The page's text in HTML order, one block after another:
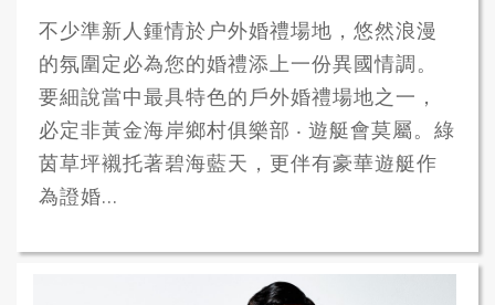
不少準新人鍾情於户外婚禮場地，悠然浪漫
的氛圍定必為您的婚禮添上一份異國情調。
要細說當中最具特色的戶外婚禮場地之一，
必定非黃金海岸鄉村俱樂部 ‧ 遊艇會莫屬。綠
茵草坪襯托著碧海藍天，更伴有豪華遊艇作
為證婚...